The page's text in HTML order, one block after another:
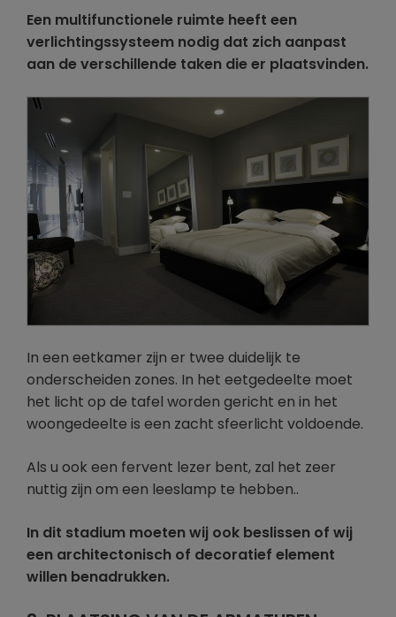
Een multifunctionele ruimte heeft een
verlichtingssysteem nodig dat zich aanpast
aan de verschillende taken die er plaatsvinden.
In een eetkamer zijn er twee duidelijk te
onderscheiden zones. In het eetgedeelte moet
het licht op de tafel worden gericht en in het
woongedeelte is een zacht sfeerlicht voldoende.
Als u ook een fervent lezer bent, zal het zeer
nuttig zijn om een leeslamp te hebben..
In dit stadium moeten wij ook beslissen of wij
een architectonisch of decoratief element
willen benadrukken.